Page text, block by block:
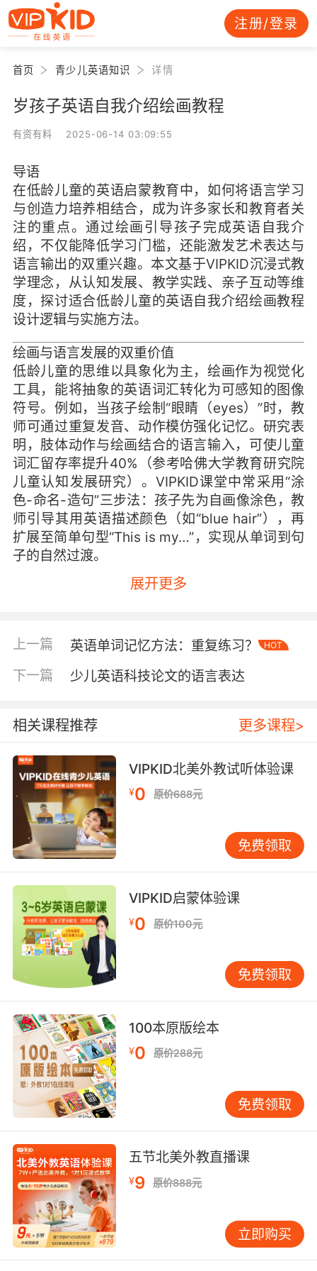
注册/登录
首页 青少儿英语知识 详情
岁孩子英语自我介绍绘画教程
有资有料 2025-06-14 03:09:55
导语
在低龄儿童的英语启蒙教育中，如何将语言学习
与创造力培养相结合，成为许多家长和教育者关
注的重点。通过绘画引导孩子完成英语自我介
绍，不仅能降低学习门槛，还能激发艺术表达与
语言输出的双重兴趣。本文基于VIPKID沉浸式教
学理念，从认知发展、教学实践、亲子互动等维
度，探讨适合低龄儿童的英语自我介绍绘画教程
设计逻辑与实施方法。
绘画与语言发展的双重价值
低龄儿童的思维以具象化为主，绘画作为视觉化
工具，能将抽象的英语词汇转化为可感知的图像
符号。例如，当孩子绘制“眼睛（eyes）”时，教
师可通过重复发音、动作模仿强化记忆。研究表
明，肢体动作与绘画结合的语言输入，可使儿童
词汇留存率提升40%（参考哈佛大学教育研究院
儿童认知发展研究）。VIPKID课堂中常采用“涂
色-命名-造句”三步法：孩子先为自画像涂色，教
师引导其用英语描述颜色（如“blue hair”），再
扩展至简单句型“This is my…”，实现从单词到句
子的自然过渡。
绘画的创作过程本身即隐含叙事逻辑。当孩子绘
激发方位词学习。这种情境化教学避免了机械跟
例显示，参与绘画问答互动的儿童，在两周内能
语训练组。
教程设计需遵循“分解-组合-拓展”原则。第一步，
将自我介绍拆解为姓名、年龄、喜好等模块，每
个模块对应一幅简笔画。例如，用星星图案表示
“My name is Star”，既降低拼写难度，又赋予名
字象征意义。第二步，通过模板支架帮助孩子整
合信息，如提供包含“I’m ___ years old”的空白气
性化拓展，如添加宠物或爱好元素，教师可利用
VIPKID课件中的动态贴纸库，让孩子拖拽“teddy
bear”图案并练习“I like brown bears”。
纠错策略需兼顾趣味性与有效性。当孩子混淆颜
色词汇时，教师可暂停讲解，邀请孩子担任“小老
师”，用画笔纠正同伴作品，通过角色转换强化记
忆。VIPKID数据显示，同伴互评模式能使错误纠
正接受度提升65%，尤其适用于“apple/banana”
等易混淆词汇的区分教学。
亲子互动中的创意延伸
家庭是语言输出的重要场景，家长可通过“绘画日
记”延续课堂成果。例如，周末出游后，与孩子共
同绘制“My Weekend”海报，用贴纸标注“beach”
“sun”等词汇。VIPKID家长端APP提供的“亲子任
务卡”包含此类活动指南，帮助非英语母语家庭实
现低成本互动。值得注意的是，应避免过度追求
画作精细度，重点在于让孩子体验“用英语讲故
事”的成就感。
展开更多
上一篇 英语单词记忆方法：重复练习？ HOT
下一篇 少儿英语科技论文的语言表达
相关课程推荐 更多课程>
VIPKID北美外教试听体验课
¥0 原价688元
免费领取
VIPKID启蒙体验课
¥0 原价100元
免费领取
100本原版绘本
¥0 原价288元
免费领取
五节北美外教直播课
¥9 原价888元
立即购买